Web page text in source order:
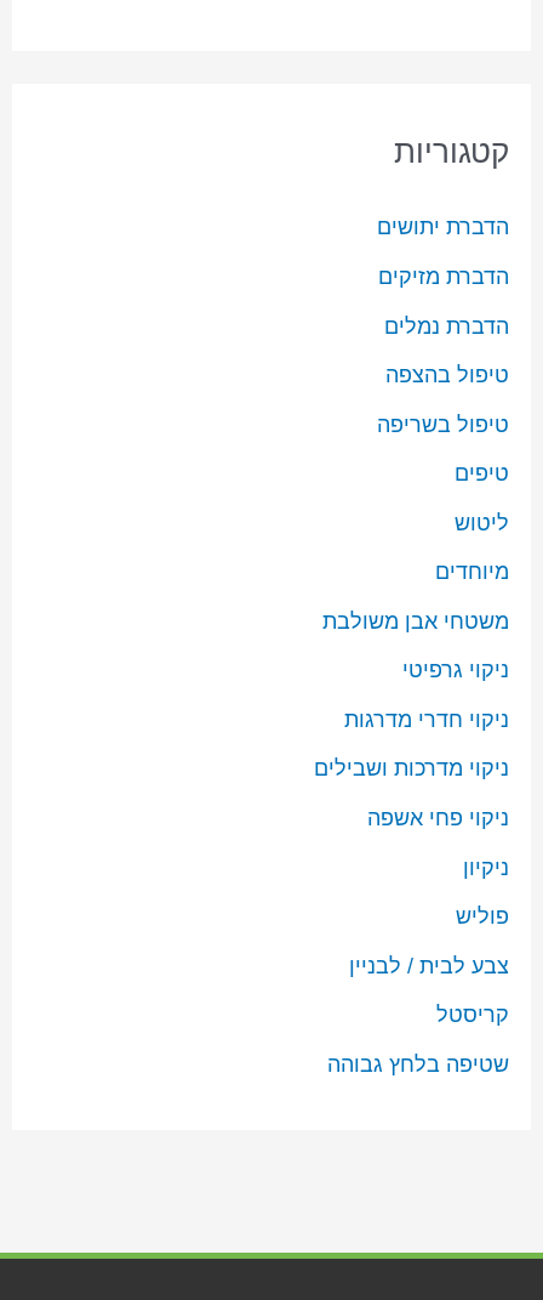
קטגוריות
הדברת יתושים
הדברת מזיקים
הדברת נמלים
טיפול בהצפה
טיפול בשריפה
טיפים
ליטוש
מיוחדים
משטחי אבן משולבת
ניקוי גרפיטי
ניקוי חדרי מדרגות
ניקוי מדרכות ושבילים
ניקוי פחי אשפה
ניקיון
פוליש
צבע לבית / לבניין
קריסטל
שטיפה בלחץ גבוהה